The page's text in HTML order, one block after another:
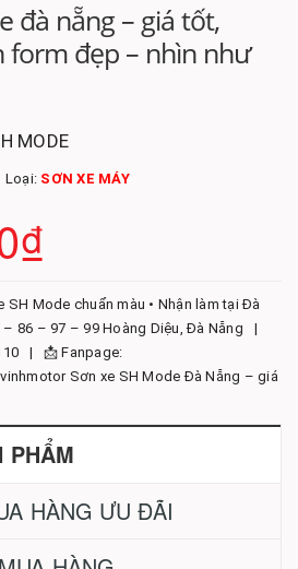
đà nẵng – giá tốt,
form đẹp – nhìn như
MODE
Loại: SƠN XE MÁY
SH Mode chuẩn màu • Nhận làm tại Đà
– 86 – 97 – 99 Hoàng Diệu, Đà Nẵng |
| 📩 Fanpage:
Sơn xe SH Mode Đà Nẵng – giá
PHẨM
HÀNG ƯU ĐÃI